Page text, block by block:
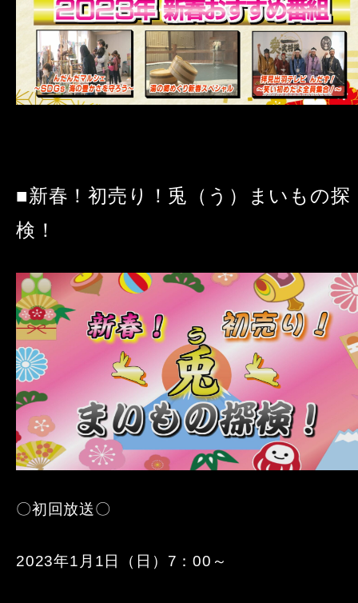
■新春！初売り！兎（う）まいもの探
検！
〇初回放送〇
2023年1月1日（日）7：00～